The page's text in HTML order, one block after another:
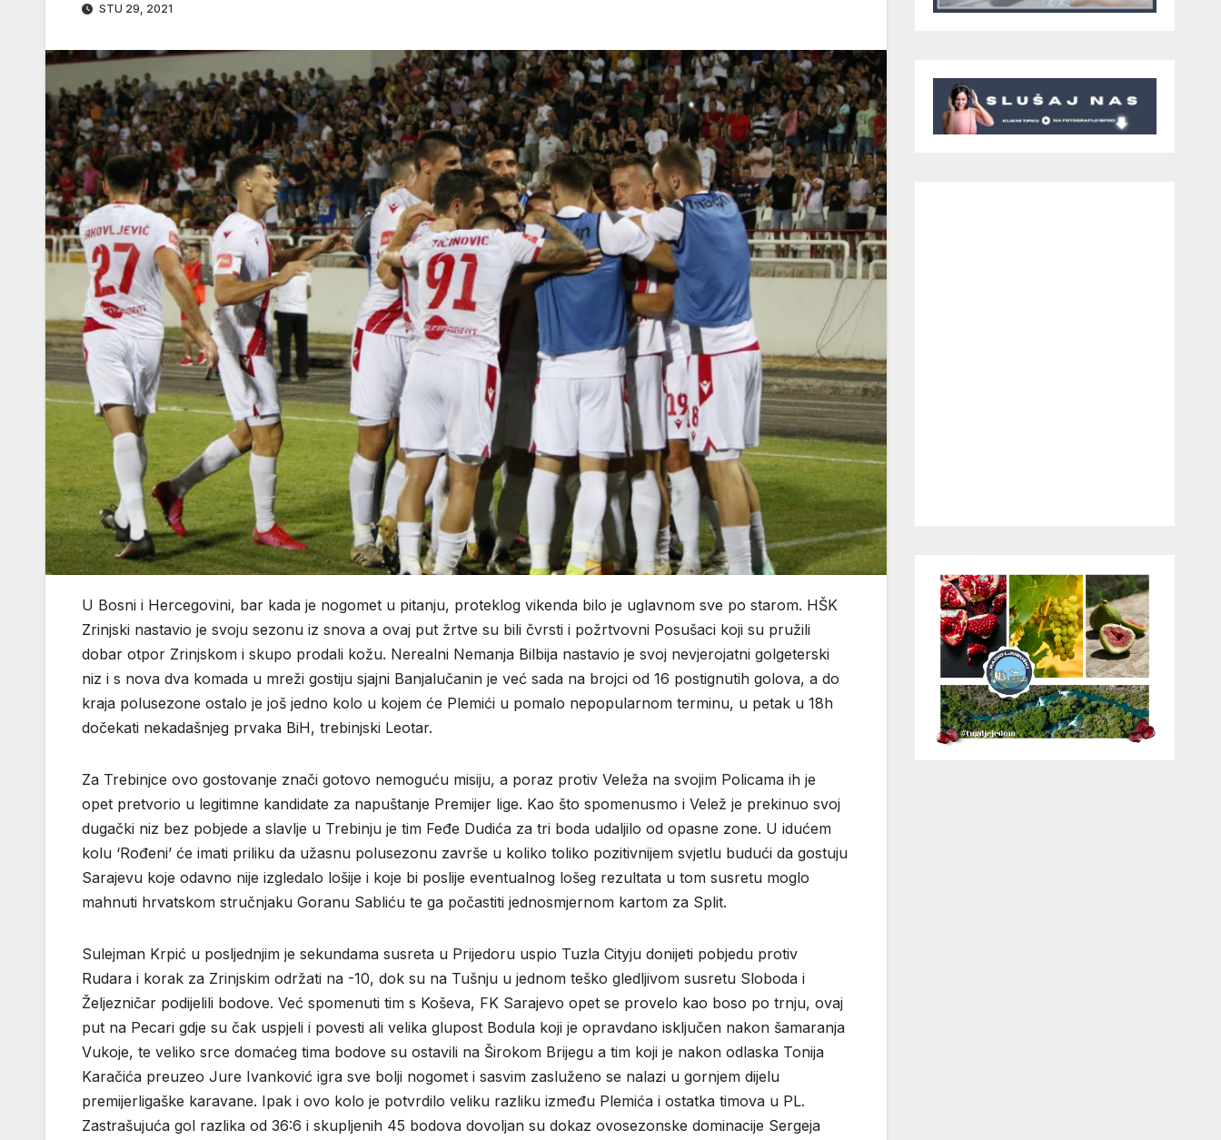
STU 29, 2021
U Bosni i Hercegovini, bar kada je nogomet u pitanju, proteklog vikenda bilo je uglavnom sve po starom. HŠK
Zrinjski nastavio je svoju sezonu iz snova a ovaj put žrtve su bili čvrsti i požrtvovni Posušaci koji su pružili
dobar otpor Zrinjskom i skupo prodali kožu. Nerealni Nemanja Bilbija nastavio je svoj nevjerojatni golgeterski
niz i s nova dva komada u mreži gostiju sjajni Banjalučanin je već sada na brojci od 16 postignutih golova, a do
kraja polusezone ostalo je još jedno kolo u kojem će Plemići u pomalo nepopularnom terminu, u petak u 18h
dočekati nekadašnjeg prvaka BiH, trebinjski Leotar.
Za Trebinjce ovo gostovanje znači gotovo nemoguću misiju, a poraz protiv Veleža na svojim Policama ih je
opet pretvorio u legitimne kandidate za napuštanje Premijer lige. Kao što spomenusmo i Velež je prekinuo svoj
dugački niz bez pobjede a slavlje u Trebinju je tim Feđe Dudića za tri boda udaljilo od opasne zone. U idućem
kolu ‘Rođeni’ će imati priliku da užasnu polusezonu završe u koliko toliko pozitivnijem svjetlu budući da gostuju
Sarajevu koje odavno nije izgledalo lošije i koje bi poslije eventualnog lošeg rezultata u tom susretu moglo
mahnuti hrvatskom stručnjaku Goranu Sabliću te ga počastiti jednosmjernom kartom za Split.
Sulejman Krpić u posljednjim je sekundama susreta u Prijedoru uspio Tuzla Cityju donijeti pobjedu protiv
Rudara i korak za Zrinjskim održati na -10, dok su na Tušnju u jednom teško gledljivom susretu Sloboda i
Željezničar podijelili bodove. Već spomenuti tim s Koševa, FK Sarajevo opet se provelo kao boso po trnju, ovaj
put na Pecari gdje su čak uspjeli i povesti ali velika glupost Bodula koji je opravdano isključen nakon šamaranja
Vukoje, te veliko srce domaćeg tima bodove su ostavili na Širokom Brijegu a tim koji je nakon odlaska Tonija
Karačića preuzeo Jure Ivanković igra sve bolji nogomet i sasvim zasluženo se nalazi u gornjem dijelu
premijerligaške karavane. Ipak i ovo kolo je potvrdilo veliku razliku između Plemića i ostatka timova u PL.
Zastrašujuća gol razlika od 36:6 i skupljenih 45 bodova dovoljan su dokaz ovosezonske dominacije Sergeja